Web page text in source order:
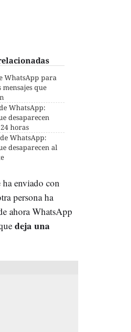
WhatsApp para
que
WhatsApp:
desaparecen
horas
WhatsApp:
desaparecen al
enviado con
persona ha
ahora WhatsApp
deja una